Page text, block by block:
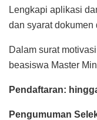
Lengkapi aplikasi
dan syarat dokumen
Dalam surat
beasiswa Master
Pendaftaran:
Pengumuman